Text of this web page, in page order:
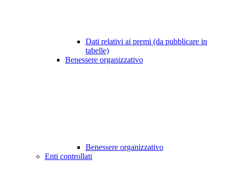
Dati relativi ai premi (da pubblicare in
tabelle)
Benessere organizzativo
Benessere organizzativo
Enti controllati